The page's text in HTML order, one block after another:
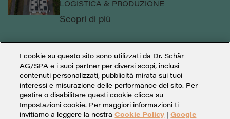
LOGISTICA & PRODUZIONE
Scopri di più
I cookie su questo sito sono utilizzati da Dr. Schär
AG/SPA e i suoi partner per diversi scopi, inclusi
contenuti personalizzati, pubblicità mirata sui tuoi
interessi e misurazione delle performance del sito. Per
gestire o disabilitare questi cookie clicca su
Impostazioni cookie. Per maggiori informazioni ti
invitiamo a leggere la nostraCookie Policy |Google